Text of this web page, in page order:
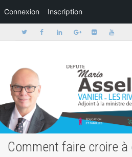
Connexion Inscription
Comment faire croire à